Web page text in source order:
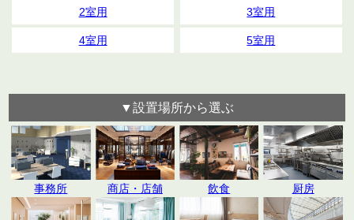
2室用 3室用
4室用 5室用
▼設置場所から選ぶ
事務所 商店・店舗 飲食 厨房